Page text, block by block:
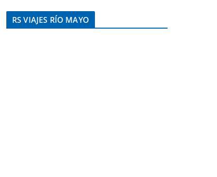
RS VIAJES RÍO MAYO